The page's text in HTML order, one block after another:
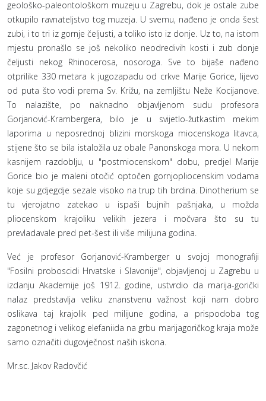
geološko-paleontološkom muzeju u Zagrebu, dok je ostale zube
otkupilo ravnateljstvo tog muzeja. U svemu, nađeno je onda šest
zubi, i to tri iz gornje čeljusti, a toliko isto iz donje. Uz to, na istom
mjestu pronašlo se još nekoliko neodredivih kosti i zub donje
čeljusti nekog Rhinocerosa, nosoroga. Sve to bijaše nađeno
otprilike 330 metara k jugozapadu od crkve Marije Gorice, lijevo
od puta što vodi prema Sv. Križu, na zemljištu Neže Kocijanove.
To nalazište, po naknadno objavljenom sudu profesora
Gorjanović-Krambergera, bilo je u svijetlo-žutkastim mekim
laporima u neposrednoj blizini morskoga miocenskoga litavca,
stijene što se bila istaložila uz obale Panonskoga mora. U nekom
kasnijem razdoblju, u "postmiocenskom" dobu, predjel Marije
Gorice bio je maleni otočić optočen gornjopliocenskim vodama
koje su gdjegdje sezale visoko na trup tih brdina. Dinotherium se
tu vjerojatno zatekao u ispaši bujnih pašnjaka, u možda
pliocenskom krajoliku velikih jezera i močvara što su tu
prevladavale pred pet-šest ili više milijuna godina.
Već je profesor Gorjanović-Kramberger u svojoj monografiji
"Fosilni proboscidi Hrvatske i Slavonije", objavljenoj u Zagrebu u
izdanju Akademije još 1912. godine, ustvrdio da marija-gorički
nalaz predstavlja veliku znanstvenu važnost koji nam dobro
oslikava taj krajolik ped milijune godina, a prispodoba tog
zagonetnog i velikog elefaniida na grbu marijagoričkog kraja može
samo označiti dugovječnost naših iskona.
Mr.sc. Jakov Radovčić